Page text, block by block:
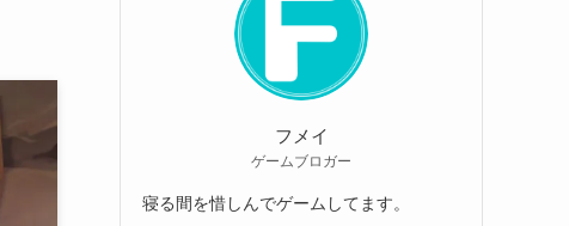
フメイ
ゲームブロガー
寝る間を惜しんでゲームしてます。